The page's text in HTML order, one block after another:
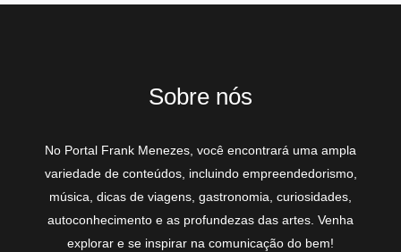
Sobre nós
No Portal Frank Menezes, você encontrará uma ampla
variedade de conteúdos, incluindo empreendedorismo,
música, dicas de viagens, gastronomia, curiosidades,
autoconhecimento e as profundezas das artes. Venha
explorar e se inspirar na comunicação do bem!